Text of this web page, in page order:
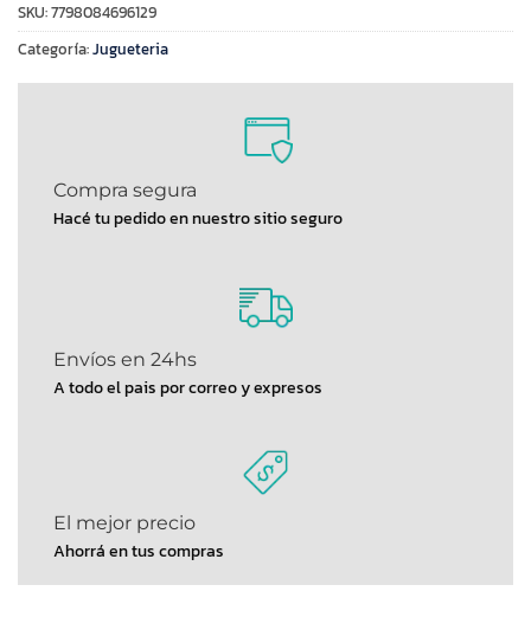
SKU:7798084696129
Categoría:Jugueteria
Compra segura
Hacé tu pedido en nuestro sitio seguro
Envíos en 24hs
A todo el pais por correo y expresos
El mejor precio
Ahorrá en tus compras